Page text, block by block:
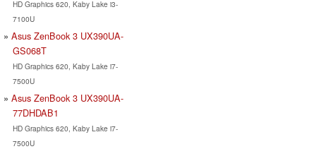
HD Graphics 620, Kaby Lake i3-
7100U
Asus ZenBook 3 UX390UA-
GS068T
HD Graphics 620, Kaby Lake i7-
7500U
Asus ZenBook 3 UX390UA-
77DHDAB1
HD Graphics 620, Kaby Lake i7-
7500U